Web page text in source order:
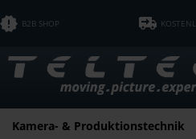
B2B SHOP
Kamera- & Produktionstechnik